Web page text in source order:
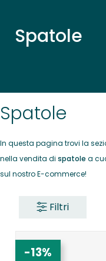
Spatole
Spatole
In questa pagina trovi la
nella vendita di spatole a
sul nostro E-commerce!
Filtri
-13%